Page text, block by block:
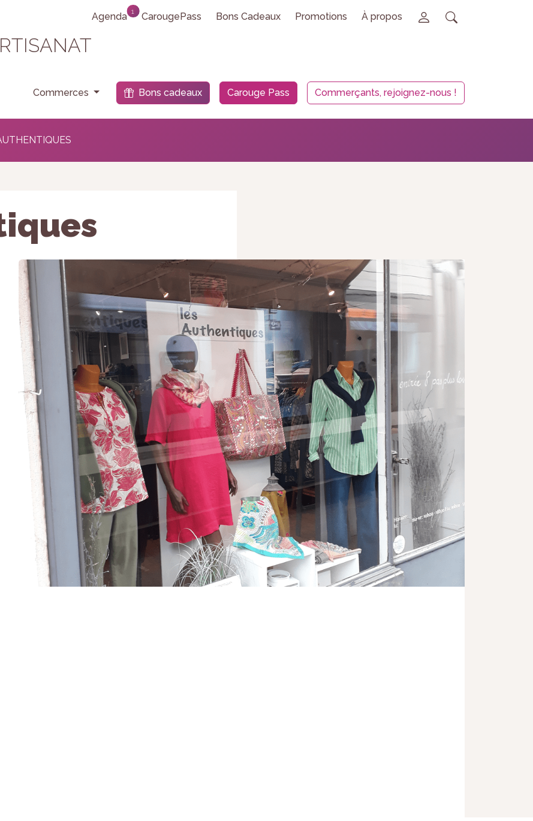
Agenda 1 CarougePass Bons Cadeaux Promotions À propos
Commerces Bons cadeaux Carouge Pass Commerçants, rejoignez-nous !
Nécessaire
Ces cookies ne
sont pas
facultatifs. Ils
sont
nécessaires au
fonctionnement
du site Web.
Statistiques
Afin que
nous
puissions